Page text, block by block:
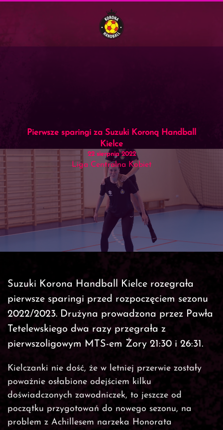
Pierwsze sparingi za Suzuki Koroną Handball
Kielce
22 sierpnia 2022
Liga Centralna Kobiet
Suzuki Korona Handball Kielce rozegrała
pierwsze sparingi przed rozpoczęciem sezonu
2022/2023. Drużyna prowadzona przez Pawła
Tetelewskiego dwa razy przegrała z
pierwszoligowym MTS-em Żory 21:30 i 26:31.
Kielczanki nie dość, że w letniej przerwie zostały
poważnie osłabione odejściem kilku
doświadczonych zawodniczek, to jeszcze od
początku przygotowań do nowego sezonu, na
problem z Achillesem narzeka Honorata